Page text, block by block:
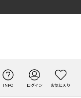
INFO ログイン お気に入り